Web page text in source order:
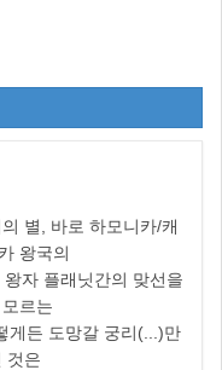
별, 바로 하모니카/캐
왕국의
자 플래닛간의 맞선을
르는
게든 도망갈 궁리(...)만
것은